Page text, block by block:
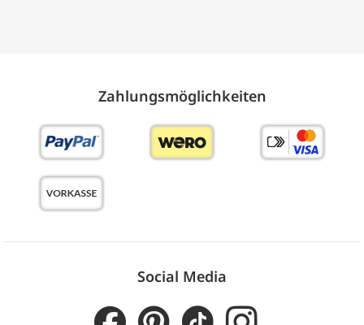
Zahlungs­möglich­keiten
Social Media